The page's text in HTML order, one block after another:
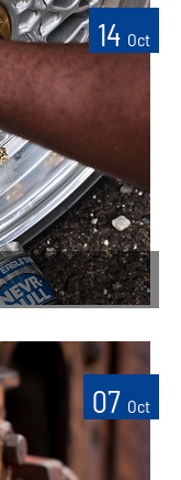
14 Oct
07 Oct